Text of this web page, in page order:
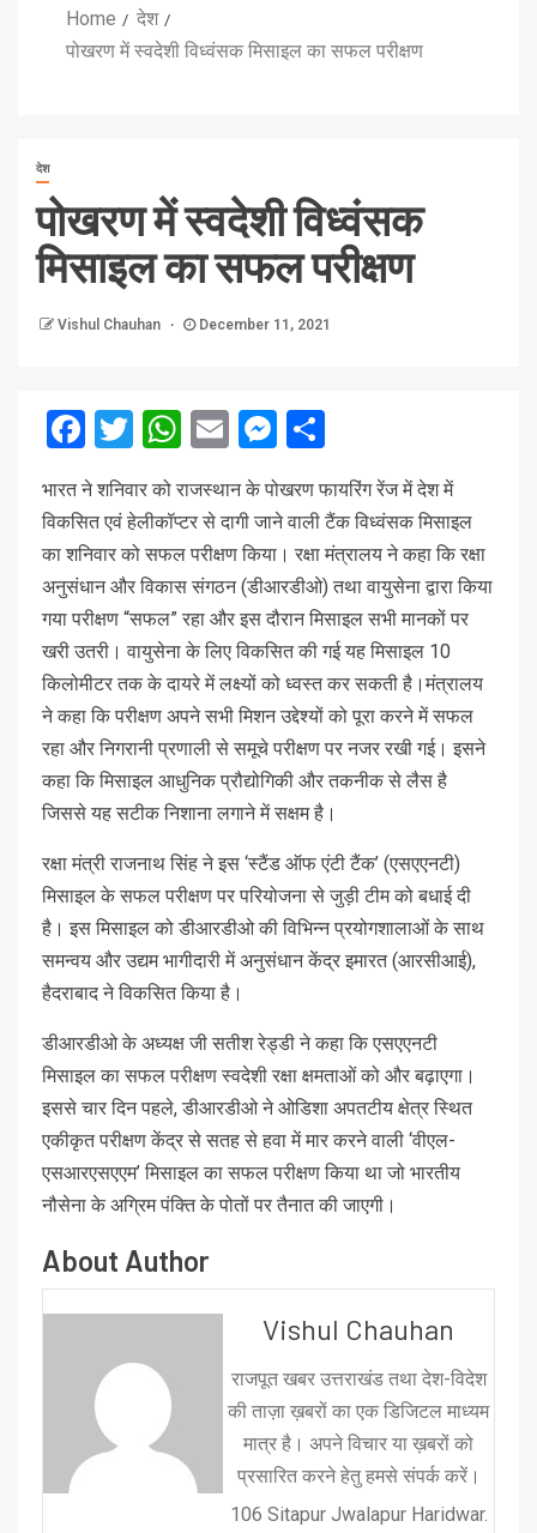
Home
देश
पोखरण में स्वदेशी विध्वंसक मिसाइल का सफल परीक्षण
देश
पोखरण में स्वदेशी विध्वंसक
मिसाइल का सफल परीक्षण
Vishul Chauhan December 11, 2021
Facebook
Twitter
WhatsApp
EmailMessenger
भारत ने शनिवार को राजस्थान के पोखरण फायरिंग रेंज में देश में
विकसित एवं हेलीकॉप्टर से दागी जाने वाली टैंक विध्वंसक मिसाइल
का शनिवार को सफल परीक्षण किया। रक्षा मंत्रालय ने कहा कि रक्षा
अनुसंधान और विकास संगठन (डीआरडीओ) तथा वायुसेना द्वारा किया
गया परीक्षण “सफल” रहा और इस दौरान मिसाइल सभी मानकों पर
खरी उतरी। वायुसेना के लिए विकसित की गई यह मिसाइल 10
किलोमीटर तक के दायरे में लक्ष्यों को ध्वस्त कर सकती है।मंत्रालय
ने कहा कि परीक्षण अपने सभी मिशन उद्देश्यों को पूरा करने में सफल
रहा और निगरानी प्रणाली से समूचे परीक्षण पर नजर रखी गई। इसने
कहा कि मिसाइल आधुनिक प्रौद्योगिकी और तकनीक से लैस है
जिससे यह सटीक निशाना लगाने में सक्षम है।
रक्षा मंत्री राजनाथ सिंह ने इस ‘स्टैंड ऑफ एंटी टैंक’ (एसएएनटी)
मिसाइल के सफल परीक्षण पर परियोजना से जुड़ी टीम को बधाई दी
है। इस मिसाइल को डीआरडीओ की विभिन्न प्रयोगशालाओं के साथ
समन्वय और उद्यम भागीदारी में अनुसंधान केंद्र इमारत (आरसीआई),
हैदराबाद ने विकसित किया है।
डीआरडीओ के अध्यक्ष जी सतीश रेड्डी ने कहा कि एसएएनटी
मिसाइल का सफल परीक्षण स्वदेशी रक्षा क्षमताओं को और बढ़ाएगा।
इससे चार दिन पहले, डीआरडीओ ने ओडिशा अपतटीय क्षेत्र स्थित
एकीकृत परीक्षण केंद्र से सतह से हवा में मार करने वाली ‘वीएल-
एसआरएसएएम’ मिसाइल का सफल परीक्षण किया था जो भारतीय
नौसेना के अग्रिम पंक्ति के पोतों पर तैनात की जाएगी।
About Author
Vishul Chauhan
राजपूत खबर उत्तराखंड तथा देश-विदेश
की ताज़ा ख़बरों का एक डिजिटल माध्यम
मात्र है। अपने विचार या ख़बरों को
प्रसारित करने हेतु हमसे संपर्क करें।
106 Sitapur Jwalapur Haridwar.